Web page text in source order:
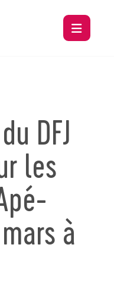
DFJ
les
à